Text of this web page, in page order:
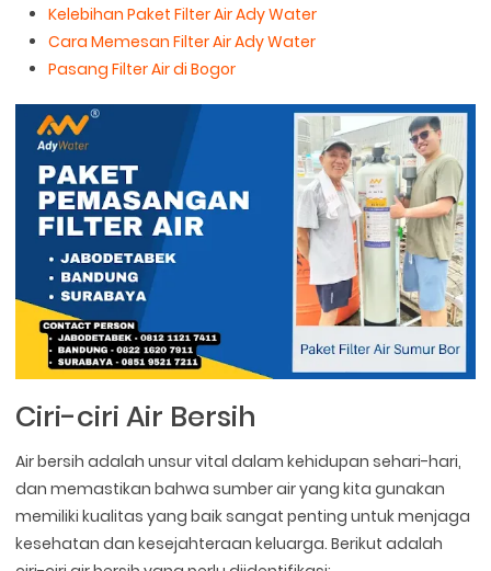
Kelebihan Paket Filter Air Ady Water
Cara Memesan Filter Air Ady Water
Pasang Filter Air di Bogor
Ciri-ciri Air Bersih
Air bersih adalah unsur vital dalam kehidupan sehari-hari,
dan memastikan bahwa sumber air yang kita gunakan
memiliki kualitas yang baik sangat penting untuk menjaga
kesehatan dan kesejahteraan keluarga. Berikut adalah